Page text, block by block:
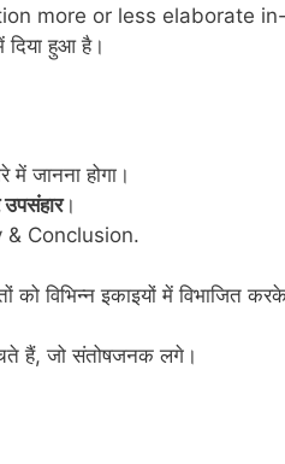
more or less elaborate
हुआ है।
जानना होगा।
उपसंहार।
Conclusion.
विभिन्न इकाइयों में विभाजित
हैं, जो संतोषजनक लगे।